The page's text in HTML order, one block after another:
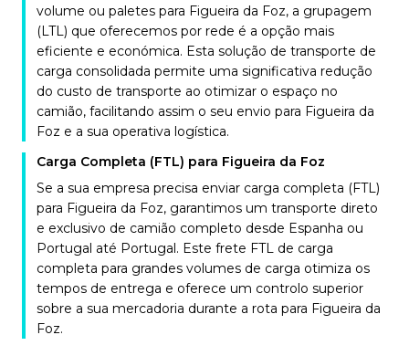
volume ou paletes para Figueira da Foz, a grupagem
(LTL) que oferecemos por rede é a opção mais
eficiente e económica. Esta solução de transporte de
carga consolidada permite uma significativa redução
do custo de transporte ao otimizar o espaço no
camião, facilitando assim o seu envio para Figueira da
Foz e a sua operativa logística.
Carga Completa (FTL) para Figueira da Foz
Se a sua empresa precisa enviar carga completa (FTL)
para Figueira da Foz, garantimos um transporte direto
e exclusivo de camião completo desde Espanha ou
Portugal até Portugal. Este frete FTL de carga
completa para grandes volumes de carga otimiza os
tempos de entrega e oferece um controlo superior
sobre a sua mercadoria durante a rota para Figueira da
Foz.